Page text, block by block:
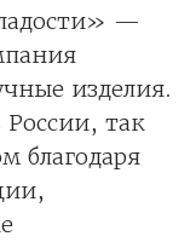
—
изделия.
России, так
благодаря